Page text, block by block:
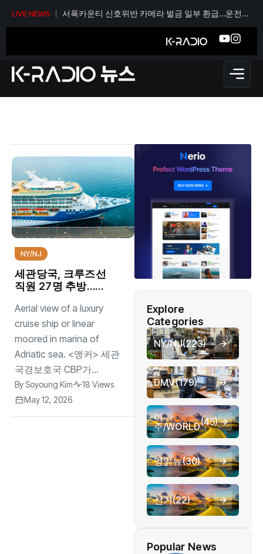
LIVE NEWS
서폭카운티 신호위반 카메라 벌금 일부 환급…운전자
당 티켓 1건당 36달러
NY/NJ
세관당국, 크루즈선
직원 27명 추방…아
의
Aerial view of a luxury
cruise ship or linear
moored in marina of
Adriatic sea. <앵커> 세관
국경보호국 CBP가...
BySoyoung Kim
18 Views
May 12, 2026
Explore
Categories
NY/NJ(223)
DMV(179)
미
주/WORLD(45)
영읽뉴(30)
선거(22)
Popular News